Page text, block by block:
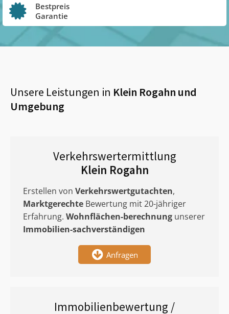
Bestpreis
Garantie
Unsere Leistungen in Klein Rogahn und
Umgebung
Verkehrswertermittlung
Klein Rogahn
Erstellen von Verkehrswertgutachten,
Marktgerechte Bewertung mit 20-jähriger
Erfahrung. Wohnflächen-berechnung unserer
Immobilien-sachverständigen
Anfragen
Immobilienbewertung /